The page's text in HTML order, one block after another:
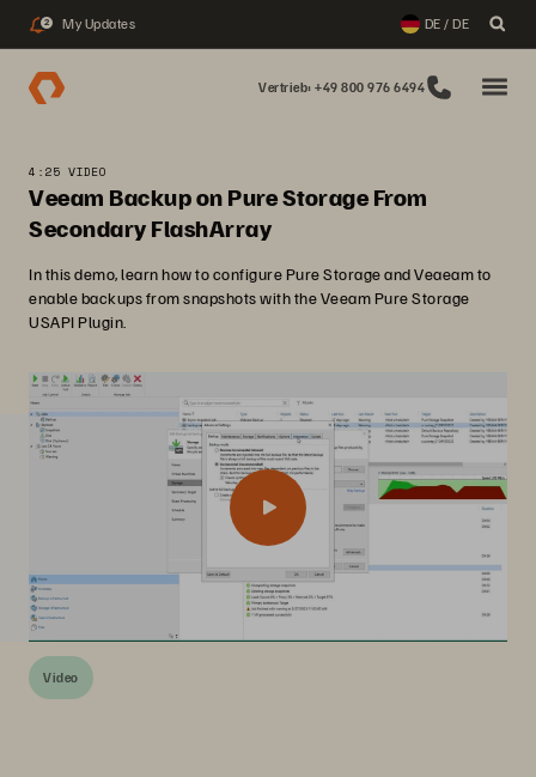
2 My Updates DE / DE
Vertrieb: +49 800 976 6494
4:25 VIDEO
Veeam Backup on Pure Storage From
Secondary FlashArray
In this demo, learn how to configure Pure Storage and Veaeam to
enable backups from snapshots with the Veeam Pure Storage
USAPI Plugin.
Video